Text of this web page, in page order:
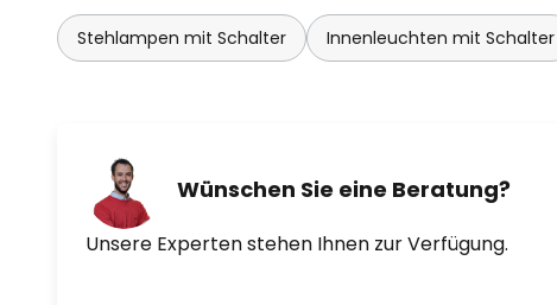
Stehlampen mit Schalter Innenleuchten mit Schalter
Wünschen Sie eine Beratung?
Unsere Experten stehen Ihnen zur Verfügung.